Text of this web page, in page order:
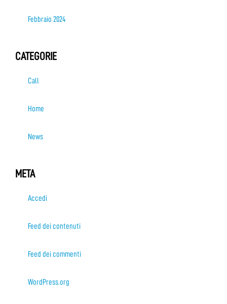
Febbraio 2024
CATEGORIE
Call
Home
News
META
Accedi
Feed dei contenuti
Feed dei commenti
WordPress.org